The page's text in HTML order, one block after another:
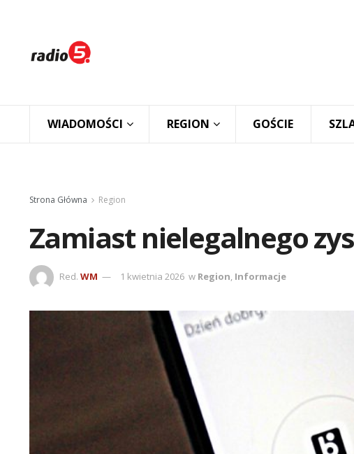
WIADOMOŚCI REGION GOŚCIE
Strona Główna Region
Zamiast nielegalnego
Red. WM 1 kwietnia 2026 w Region, Informacje